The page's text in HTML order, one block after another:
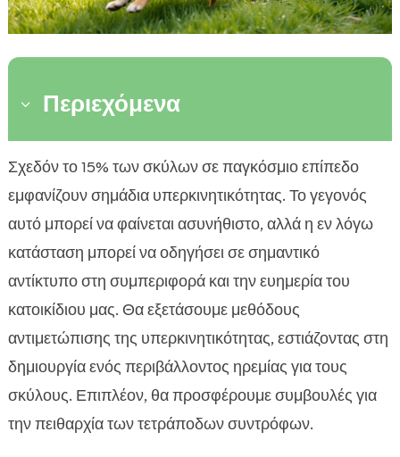
3 Περιεχόμενα
 Τι Είναι η Υπερκινητικότητα Σκύλου
 Ποια Είναι τα Συμπτώματα της
Υπερκινητικότητας
 Αιτίες της Υπερκινητικότητας στους Σκύλους

Διαφορές Μεταξύ Υπερκινητικότητας και
Κανονικής Δραστηριότητας
Πώς να Κατανοήσουμε το Σκύλο μας
Τεχνικές Χαλάρωσης για Υπερκινητικούς
Σκύλους
 Η Σημασία της Διατροφής στην
Υπερκινητικότητα
Σχεδόν το 15% των σκύλων σε παγκόσμιο επίπεδο
εμφανίζουν σημάδια υπερκινητικότητας. Το γεγονός
αυτό μπορεί να φαίνεται ασυνήθιστο, αλλά η εν λόγω
κατάσταση μπορεί να οδηγήσει σε σημαντικό
αντίκτυπο στη συμπεριφορά και την ευημερία του
κατοικίδιου μας. Θα εξετάσουμε μεθόδους
αντιμετώπισης της υπερκινητικότητας, εστιάζοντας στη
δημιουργία ενός περιβάλλοντος ηρεμίας για τους
σκύλους. Επιπλέον, θα προσφέρουμε συμβουλές για
την πειθαρχία των τετράποδων συντρόφων.